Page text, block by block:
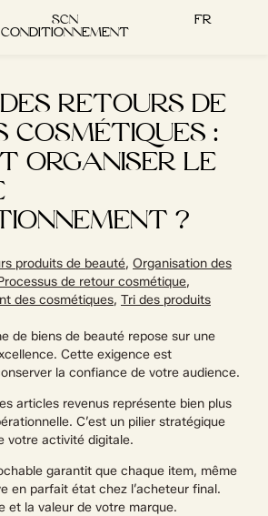
SCN
CONDITIONNEMENT
FR
RETOURS DE
COSMÉTIQUES :
ORGANISER LE
?
produits de beauté, Organisation des
de retour cosmétique,
des cosmétiques, Tri des produits
de biens de beauté repose sur une
Cette exigence est
la confiance de votre audience.
articles revenus représente bien plus
C’est un pilier stratégique
votre activité digitale.
garantit que chaque item, même
en parfait état chez l’acheteur final.
et la valeur de votre marque.